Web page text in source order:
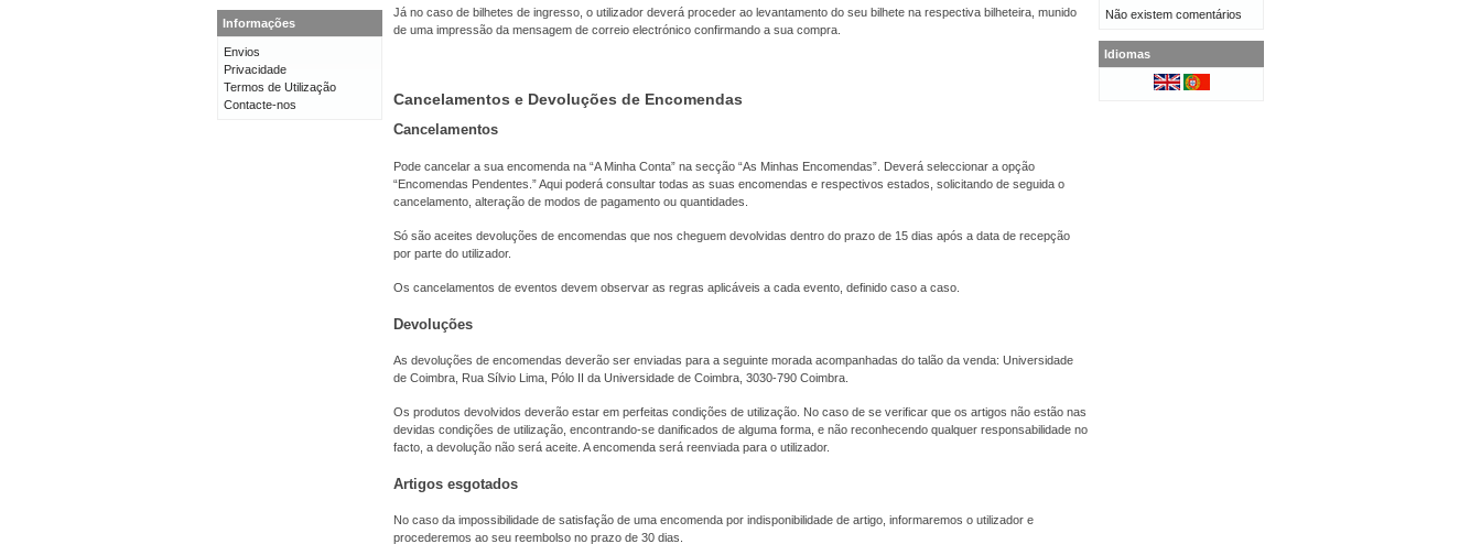
Já no caso de bilhetes de ingresso, o utilizador deverá proceder ao levantamento do seu bilhete na respectiva bilheteira, munido
de uma impressão da mensagem de correio electrónico confirmando a sua compra.
Cancelamentos e Devoluções de Encomendas
Cancelamentos
Pode cancelar a sua encomenda na “A Minha Conta” na secção “As Minhas Encomendas”. Deverá seleccionar a opção
“Encomendas Pendentes.” Aqui poderá consultar todas as suas encomendas e respectivos estados, solicitando de seguida o
cancelamento, alteração de modos de pagamento ou quantidades.
Só são aceites devoluções de encomendas que nos cheguem devolvidas dentro do prazo de 15 dias após a data de recepção
por parte do utilizador.
Os cancelamentos de eventos devem observar as regras aplicáveis a cada evento, definido caso a caso.
Devoluções
As devoluções de encomendas deverão ser enviadas para a seguinte morada acompanhadas do talão da venda: Universidade
de Coimbra, Rua Sílvio Lima, Pólo II da Universidade de Coimbra, 3030-790 Coimbra.
Os produtos devolvidos deverão estar em perfeitas condições de utilização. No caso de se verificar que os artigos não estão nas
devidas condições de utilização, encontrando-se danificados de alguma forma, e não reconhecendo qualquer responsabilidade no
facto, a devolução não será aceite. A encomenda será reenviada para o utilizador.
Artigos esgotados
No caso da impossibilidade de satisfação de uma encomenda por indisponibilidade de artigo, informaremos o utilizador e
procederemos ao seu reembolso no prazo de 30 dias.
Informações
Envios
Privacidade
Termos de Utilização
Contacte-nos
Não existem comentários
Idiomas